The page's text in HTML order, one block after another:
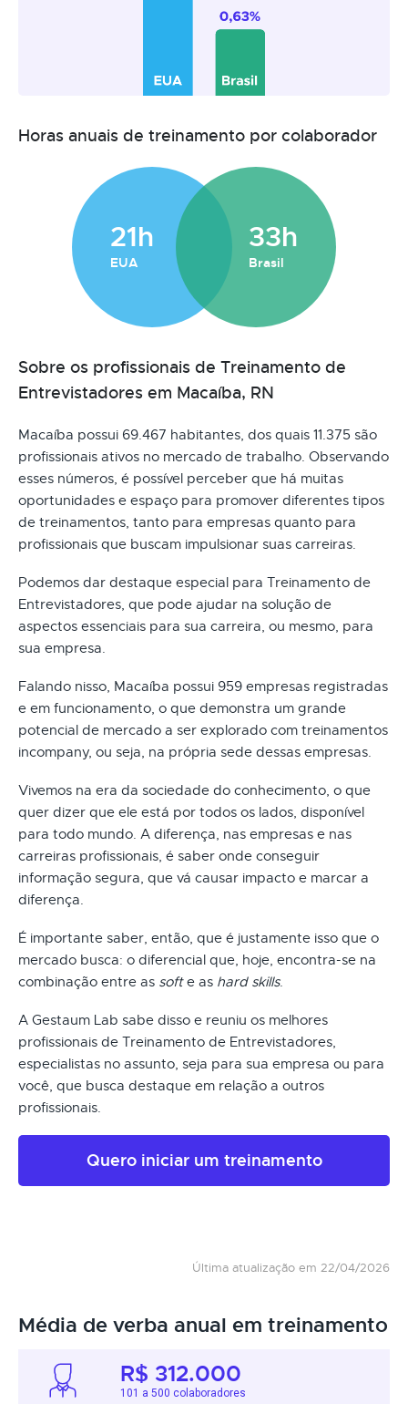
Horas anuais de treinamento por colaborador
21h
EUA
33h
Brasil
Sobre os profissionais de Treinamento de
Entrevistadores em Macaíba, RN
Macaíba possui 69.467 habitantes, dos quais 11.375 são
profissionais ativos no mercado de trabalho. Observando
esses números, é possível perceber que há muitas
oportunidades e espaço para promover diferentes tipos
de treinamentos, tanto para empresas quanto para
profissionais que buscam impulsionar suas carreiras.
Podemos dar destaque especial para Treinamento de
Entrevistadores, que pode ajudar na solução de
aspectos essenciais para sua carreira, ou mesmo, para
sua empresa.
Falando nisso, Macaíba possui 959 empresas registradas
e em funcionamento, o que demonstra um grande
potencial de mercado a ser explorado com treinamentos
incompany, ou seja, na própria sede dessas empresas.
Vivemos na era da sociedade do conhecimento, o que
quer dizer que ele está por todos os lados, disponível
para todo mundo. A diferença, nas empresas e nas
carreiras profissionais, é saber onde conseguir
informação segura, que vá causar impacto e marcar a
diferença.
É importante saber, então, que é justamente isso que o
mercado busca: o diferencial que, hoje, encontra-se na
combinação entre as softe as hard skills.
A Gestaum Lab sabe disso e reuniu os melhores
profissionais de Treinamento de Entrevistadores,
especialistas no assunto, seja para sua empresa ou para
você, que busca destaque em relação a outros
profissionais.
Quero iniciar um treinamento
Última atualização em 22/04/2026
Média de verba anual em treinamento
R$ 312.000
101 a 500 colaboradores